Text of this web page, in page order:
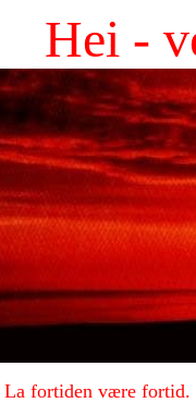
Hei -
La fortiden være fortid.